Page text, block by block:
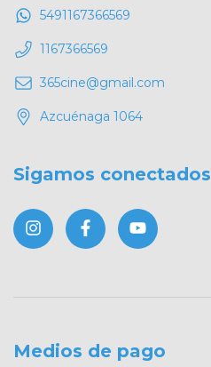
5491167366569
1167366569
365cine@gmail.com
Azcuénaga 1064
Sigamos conectados
Medios de pago